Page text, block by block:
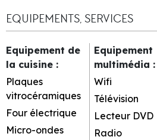
EQUIPEMENTS, SERVICES
Equipement de
la cuisine :
Plaques
vitrocéramiques
Four électrique
Micro-ondes
Equipement
multimédia :
Wifi
Télévision
Lecteur DVD
Radio